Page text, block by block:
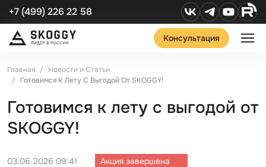
+7 (499) 226 22 58
Консультация
Главная
Новости и Статьи
Готовимся К Лету С Выгодой От SKOGGY!
Готовимся к лету с выгодой от
SKOGGY!
03.06.2026 09:41 Акция завершена